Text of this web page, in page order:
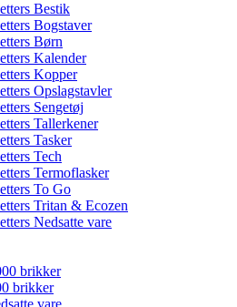
Bestik
Bogstaver
Børn
Kalender
Kopper
Opslagstavler
Sengetøj
Tallerkener
Tasker
Tech
Termoflasker
To Go
Tritan & Ecozen
Nedsatte vare
brikker
brikker
vare